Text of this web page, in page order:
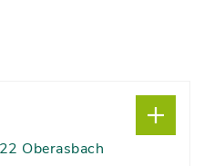
Oberasbach